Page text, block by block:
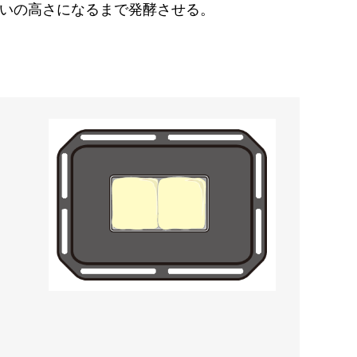
の高さになるまで発酵させる。